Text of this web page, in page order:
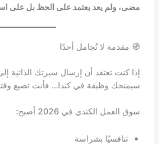
مضى، ولم يعد يعتمد على الحظ بل على
🧭 مقدمة لا تُجامل أحدًا
إذا كنت تعتقد أن إرسال سيرتك الذاتية
سيمنحك وظيفة في كندا… فأنت تضيع
سوق العمل الكندي في 2026 أصبح:
تنافسيًا بشراسة